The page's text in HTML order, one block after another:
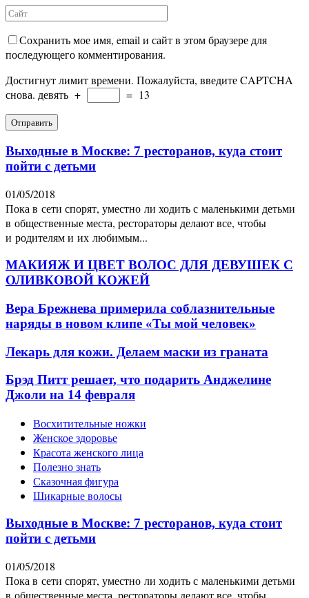
Сохранить мое имя, email и сайт в этом браузере для
последующего комментирования.
Достигнут лимит времени. Пожалуйста, введите CAPTCHA
снова. девять + = 13
Выходные в Москве: 7 ресторанов, куда стоит
пойти с детьми
01/05/2018
Пока в сети спорят, уместно ли ходить с маленькими детьми
в общественные места, рестораторы делают все, чтобы
и родителям и их любимым...
МАКИЯЖ И ЦВЕТ ВОЛОС ДЛЯ ДЕВУШЕК С
ОЛИВКОВОЙ КОЖЕЙ
Вера Брежнева примерила соблазнительные
наряды в новом клипе «Ты мой человек»
Лекарь для кожи. Делаем маски из граната
Брэд Питт решает, что подарить Анджелине
Джоли на 14 февраля
Восхитительные ножки
Женское здоровье
Красота женского лица
Полезно знать
Сказочная фигура
Шикарные волосы
Выходные в Москве: 7 ресторанов, куда стоит
пойти с детьми
01/05/2018
Пока в сети спорят, уместно ли ходить с маленькими детьми